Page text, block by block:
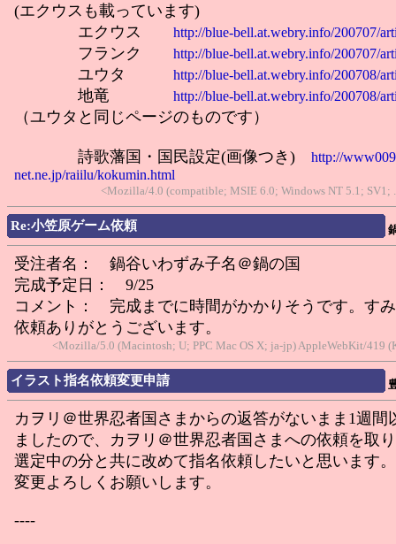
(エクウスも載っています)
エクウス http://blue-bell.at.webry.info/200707/
フランク http://blue-bell.at.webry.info/200707/
ユウタ http://blue-bell.at.webry.info/200708/
地竜 http://blue-bell.at.webry.info/200708/
（ユウタと同じページのものです）
詩歌藩国・国民設定(画像つき) http://
net.ne.jp/raiilu/kokumin.html
<Mozilla/4.0 (compatible; MSIE 6.0; Windows NT 5.1;
Re:小笠原ゲーム依頼
受注者名： 鍋谷いわずみ子名＠鍋の国
完成予定日： 9/25
コメント： 完成までに時間がかかりそうです。す
依頼ありがとうございます。
<Mozilla/5.0 (Macintosh; U; PPC Mac OS X; ja-jp) AppleWebKit/419
イラスト指名依頼変更申請
カヲリ＠世界忍者国さまからの返答がないまま1週間
ましたので、カヲリ＠世界忍者国さまへの依頼を取
選定中の分と共に改めて指名依頼したいと思います。
変更よろしくお願いします。
----